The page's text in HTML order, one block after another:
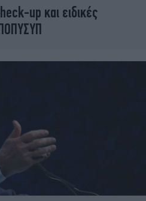
up και ειδικές